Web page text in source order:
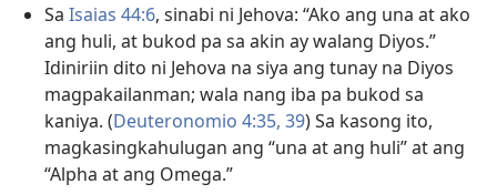
Sa Isaias 44:6, sinabi ni Jehova: “Ako ang una at ako
ang huli, at bukod pa sa akin ay walang Diyos.”
Idiniriin dito ni Jehova na siya ang tunay na Diyos
magpakailanman; wala nang iba pa bukod sa
kaniya. (Deuteronomio 4:35, 39) Sa kasong ito,
magkasingkahulugan ang “una at ang huli” at ang
“Alpha at ang Omega.”